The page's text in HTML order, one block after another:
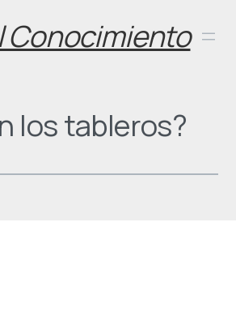
Conocimiento
los tableros?